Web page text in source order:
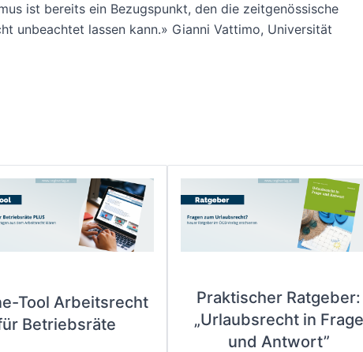
ist bereits ein Bezugspunkt, den die zeitgenössische
unbeachtet lassen kann.» Gianni Vattimo, Universität
Tool Arbeitsrecht
Betriebsräte
Praktischer Ratgeber:
„Urlaubsrecht in Frage
und Antwort”